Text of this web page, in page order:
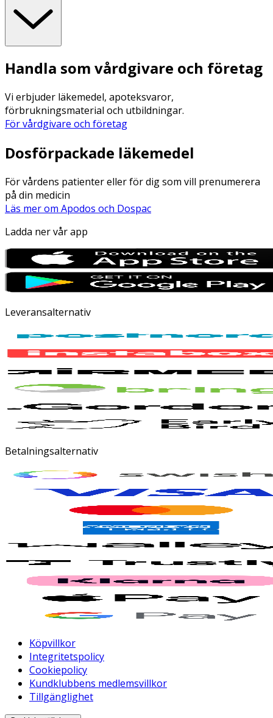
Handla som vårdgivare och företag
Vi erbjuder läkemedel, apoteksvaror,
förbrukningsmaterial och utbildningar.
För vårdgivare och företag
Dosförpackade läkemedel
För vårdens patienter eller för dig som vill prenumerera
på din medicin
Läs mer om Apodos och Dospac
Ladda ner vår app
Leveransalternativ
Betalningsalternativ
Köpvillkor
Integritetspolicy
Cookiepolicy
Kundklubbens medlemsvillkor
Tillgänglighet